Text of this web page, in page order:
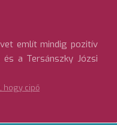
említ mindig pozitív
a Tersánszky Józsi
hogy cipő